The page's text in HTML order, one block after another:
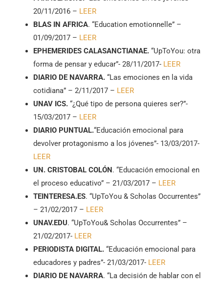
20/11/2016 – LEER
BLAS IN AFRICA. “Education emotionnelle” –
01/09/2017 – LEER
EPHEMERIDES CALASANCTIANAE. “UpToYou: otra
forma de pensar y educar”- 28/11/2017- LEER
DIARIO DE NAVARRA. “Las emociones en la vida
cotidiana” – 2/11/2017 – LEER
UNAV ICS. “¿Qué tipo de persona quieres ser?”-
15/03/2017 – LEER
DIARIO PUNTUAL.“Educación emocional para
devolver protagonismo a los jóvenes”- 13/03/2017-
LEER
UN. CRISTOBAL COLÓN . “Educación emocional en
el proceso educativo” – 21/03/2017 – LEER
TEINTERESA.ES. “UpToYou & Scholas Occurrentes”
– 21/02/2017 – LEER
UNAV.EDU. “UpToYou& Scholas Occurrentes” –
21/02/2017- LEER
PERIODISTA DIGITAL. “Educación emocional para
educadores y padres”- 21/03/2017- LEER
DIARIO DE NAVARRA. “La decisión de hablar con el